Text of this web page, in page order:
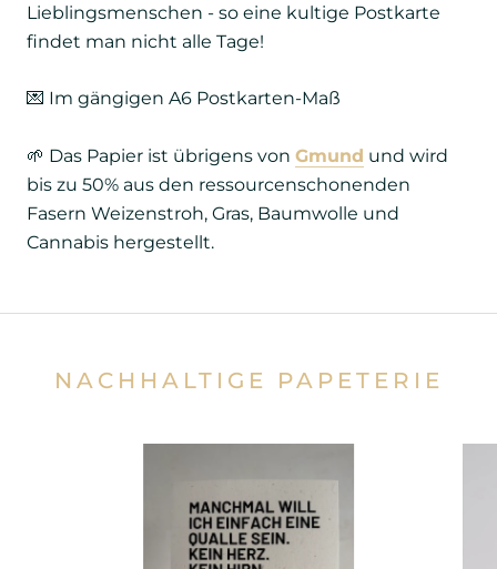
Lieblingsmenschen - so eine kultige Postkarte
findet man nicht alle Tage!
💌 Im gängigen A6 Postkarten-Maß
🌱 Das Papier ist übrigens von Gmund und wird
bis zu 50% aus den ressourcenschonenden
Fasern Weizenstroh, Gras, Baumwolle und
Cannabis hergestellt.
NACHHALTIGE PAPETERIE